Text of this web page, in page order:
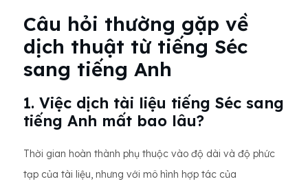
Câu hỏi thường gặp về
dịch thuật từ tiếng Séc
sang tiếng Anh
1. Việc dịch tài liệu tiếng Séc sang
tiếng Anh mất bao lâu?
Thời gian hoàn thành phụ thuộc vào độ dài và độ phức
tạp của tài liệu, nhưng với mô hình hợp tác của